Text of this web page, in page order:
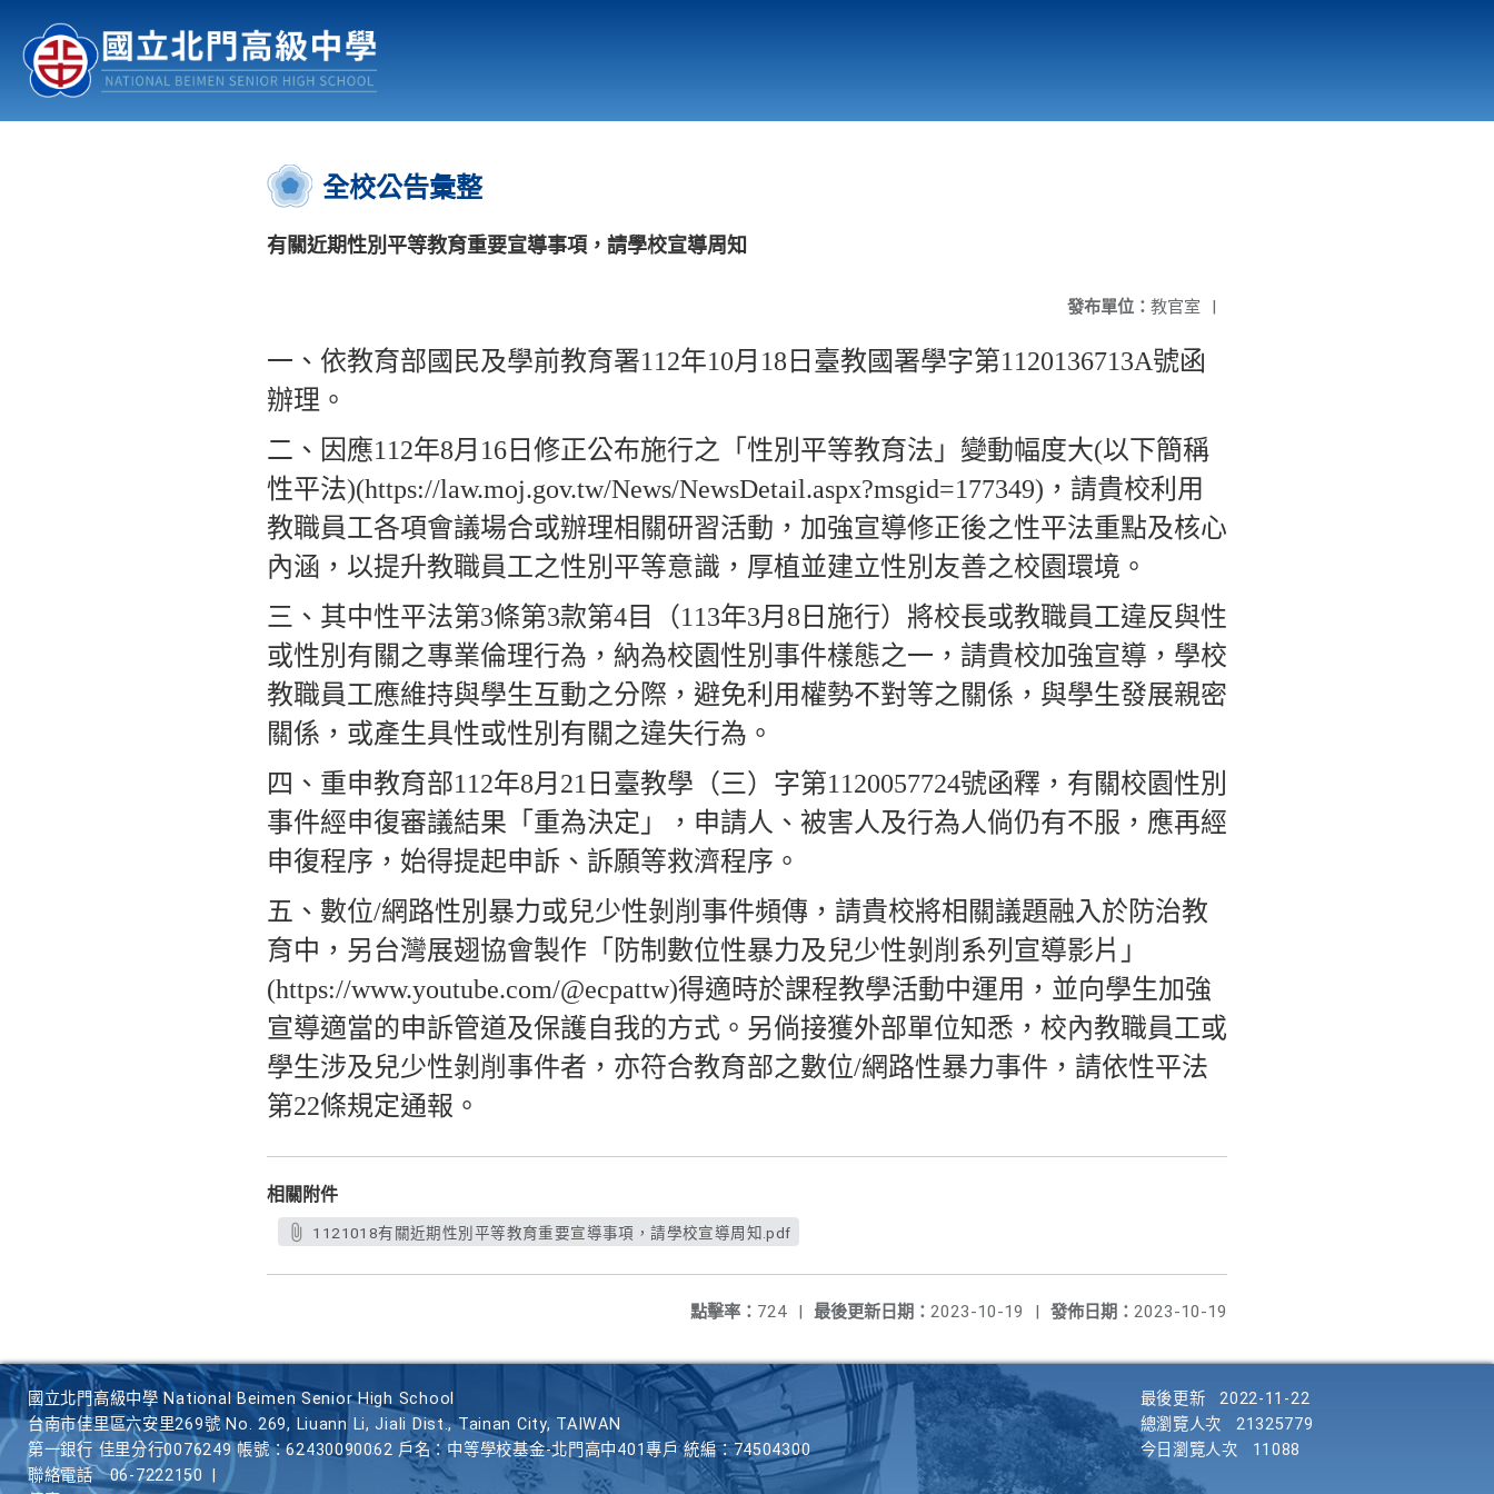
認識北中 行事曆
:::
全校公告彙整
有關近期性別平等教育重要宣導事項，請學校宣導周知
發布單位： 教官室 |
一、依教育部國民及學前教育署112年10月18日臺教國署學字第1120136713A號函
辦理。
二、因應112年8月16日修正公布施行之「性別平等教育法」變動幅度大(以下簡稱
性平法)(https://law.moj.gov.tw/News/NewsDetail.aspx?msgid=177349)，請貴校利用
教職員工各項會議場合或辦理相關研習活動，加強宣導修正後之性平法重點及核心
內涵，以提升教職員工之性別平等意識，厚植並建立性別友善之校園環境。
三、其中性平法第3條第3款第4目（113年3月8日施行）將校長或教職員工違反與性
或性別有關之專業倫理行為，納為校園性別事件樣態之一，請貴校加強宣導，學校
教職員工應維持與學生互動之分際，避免利用權勢不對等之關係，與學生發展親密
關係，或產生具性或性別有關之違失行為。
四、重申教育部112年8月21日臺教學（三）字第1120057724號函釋，有關校園性別
事件經申復審議結果「重為決定」，申請人、被害人及行為人倘仍有不服，應再經
申復程序，始得提起申訴、訴願等救濟程序。
五、數位/網路性別暴力或兒少性剝削事件頻傳，請貴校將相關議題融入於防治教
育中，另台灣展翅協會製作「防制數位性暴力及兒少性剝削系列宣導影片」
(https://www.youtube.com/@ecpattw)得適時於課程教學活動中運用，並向學生加強
宣導適當的申訴管道及保護自我的方式。另倘接獲外部單位知悉，校內教職員工或
學生涉及兒少性剝削事件者，亦符合教育部之數位/網路性暴力事件，請依性平法
第22條規定通報。
相關附件
1121018有關近期性別平等教育重要宣導事項，請學校宣導周知.pdf
發佈日期： 2023-10-19
最後更新日期： 2023-10-19 |
點擊率： 724 |
國立北門高級中學 National Beimen Senior High School
台南市佳里區六安里269號 No. 269, Liuann Li, Jiali Dist., Tainan City, TAIWAN
第一銀行 佳里分行0076249 帳號：62430090062 戶名：中等學校基金-北門高中401專戶 統編：74504300
聯絡電話
06-7222150
最後更新
2022-11-22
總瀏覽人次
21325779
今日瀏覽人次
11088